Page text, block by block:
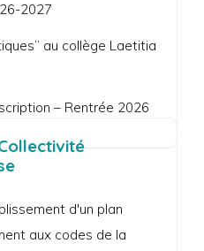
2027
au collège Laetitia
– Rentrée 2026
d'un plan
aux codes de la